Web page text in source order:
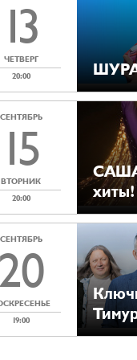
13
ЧЕТВЕРГ
20:00
СЕНТЯБРЬ
15
ВТОРНИК
20:00
САША
хиты!
СЕНТЯБРЬ
19:00